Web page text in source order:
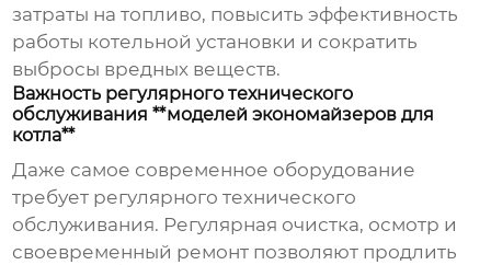
затраты на топливо, повысить эффективность
работы котельной установки и сократить
выбросы вредных веществ.
Важность регулярного технического
обслуживания **моделей экономайзеров для
котла**
Даже самое современное оборудование
требует регулярного технического
обслуживания. Регулярная очистка, осмотр и
своевременный ремонт позволяют продлить